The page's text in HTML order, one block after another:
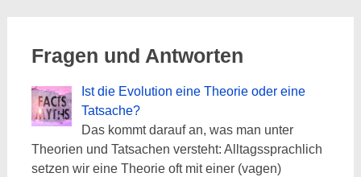
Fragen und Antworten
Ist die Evolution eine Theorie oder eine
Tatsache?
Das kommt darauf an, was man unter
Theorien und Tatsachen versteht: Alltagssprachlich
setzen wir eine Theorie oft mit einer (vagen)